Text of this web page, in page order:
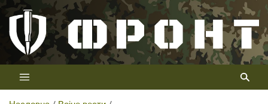
Скип
цонтент
Телевизија ФРОНТ
Први војни канал у Србији